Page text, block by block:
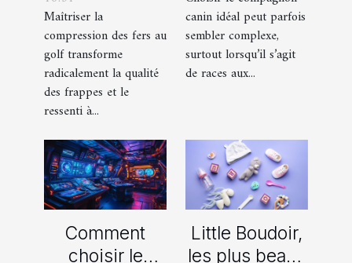
frappes plus
solides ?
Maîtriser la
compression des fers au
golf transforme
radicalement la qualité
des frappes et le
ressenti à...
et un berger
américain
miniature
canin idéal peut parfois
sembler complexe,
surtout lorsqu’il s’agit
de races aux...
Comment
choisir le
Little Boudoir,
les plus beaux